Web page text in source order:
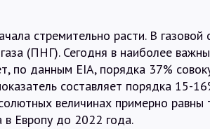
стремительно расти. В газовой
(ПНГ). Сегодня в наиболее
по данным EIA, порядка 37%
составляет порядка 15-
величинах примерно равны
в Европу до 2022 года.